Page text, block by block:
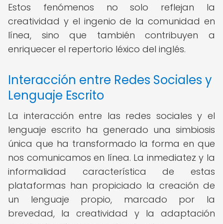
Estos fenómenos no solo reflejan la
creatividad y el ingenio de la comunidad en
línea, sino que también contribuyen a
enriquecer el repertorio léxico del inglés.
Interacción entre Redes Sociales y
Lenguaje Escrito
La interacción entre las redes sociales y el
lenguaje escrito ha generado una simbiosis
única que ha transformado la forma en que
nos comunicamos en línea. La inmediatez y la
informalidad característica de estas
plataformas han propiciado la creación de
un lenguaje propio, marcado por la
brevedad, la creatividad y la adaptación